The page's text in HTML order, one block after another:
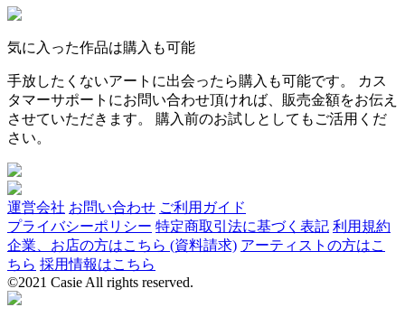
気に入った作品は購入も可能
手放したくないアートに出会ったら購入も可能です。 カス
タマーサポートにお問い合わせ頂ければ、販売金額をお伝え
させていただきます。 購入前のお試しとしてもご活用くだ
さい。
運営会社 お問い合わせ ご利用ガイド
プライバシーポリシー 特定商取引法に基づく表記 利用規約
企業、お店の方はこちら (資料請求) アーティストの方はこ
ちら 採用情報はこちら
©2021 Casie All rights reserved.